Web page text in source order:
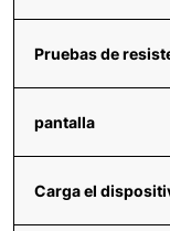
Pruebas de
pantalla
Carga el